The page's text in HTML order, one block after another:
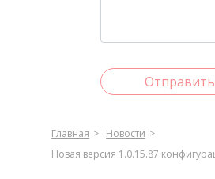
Отправить
Главная
Новости
Новая версия 1.0.15.87